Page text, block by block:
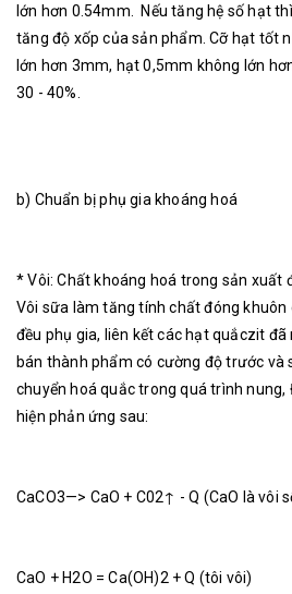
lớn hơn 0.54mm. Nếu tăng hệ số hạt
tăng độ xốp của sản phẩm. Cỡ hạt tốt
lớn hơn 3mm, hạt 0,5mm không lớn
30 - 40%.
b) Chuẩn bị phụ gia khoáng hoá
* Vôi: Chất khoáng hoá trong sản xuất
Vôi sữa làm tăng tính chất đóng khuôn
đều phụ gia, liên kết các hạt quắczit đã
bán thành phẩm có cường độ trước và
chuyển hoá quắc trong quá trình
hiện phản ứng sau:
CaCO3—> CaO + C02↑ - Q (CaO là vôi
CaO + H2O = Ca(OH)2 + Q (tôi vôi)